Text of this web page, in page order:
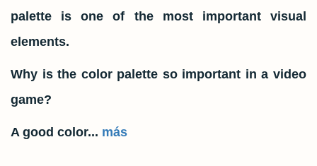
palette is one of the most important visual
elements.
Why is the color palette so important in a video
game?
A good color... más